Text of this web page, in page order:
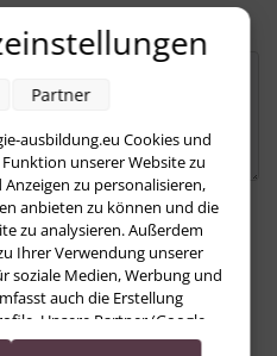
zur Kenntnis genommen. Ich
und Daten zur Beantwortung meiner
gespeichert werden. Hinweis: Sie
für die Zukunft per E-Mail an
ausbildung.eu Cookies und
unserer Website zu
zu personalisieren,
anbieten zu können und die
zu analysieren. Außerdem
Ihrer Verwendung unserer
soziale Medien, Werbung und
auch die Erstellung
Unsere Partner (Google
diese Informationen
Partner